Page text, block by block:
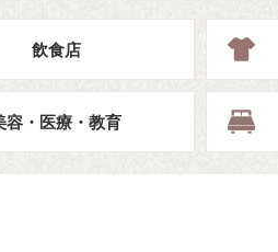
飲食店
容・医療・教育